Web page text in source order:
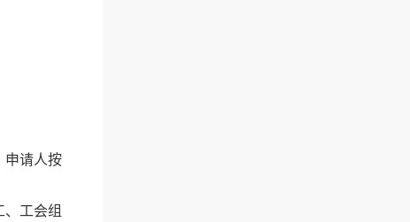
申请人按
工会组